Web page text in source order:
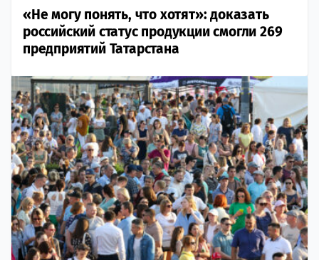
«Не могу понять, что хотят»: доказать
российский статус продукции смогли 269
предприятий Татарстана